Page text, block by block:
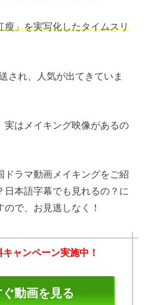
瘦」を実写化したタイムスリ
され、人気が出てきていま
実はメイキング映像があるの
ドラマ動画メイキングをご紹
本語字幕でも見れるの？に
で、お見逃しなく！
ャンペーン実施中！
動画を見る